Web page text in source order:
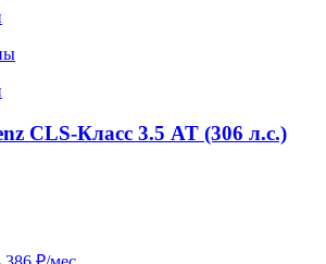
CLS-Класс 3.5 AT (306 л.с.)